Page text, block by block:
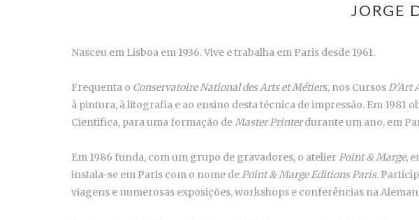
JORGE
Nasceu em Lisboa em 1936. Vive e trabalha em Paris desde 1961.
Frequenta o Conservatoire National des Arts et Métiers, nos CursosD'Art
à pintura, à litografia e ao ensino desta técnica de impressão. Em
Cientifica, para uma formação deMaster Printerdurante um ano, em
Em 1986 funda, com um grupo de gravadores, o atelierPoint & Marge,
instala-se em Paris com o nome dePoint & Marge Editions Paris.
viagens e numerosas exposições, workshops e conferências na